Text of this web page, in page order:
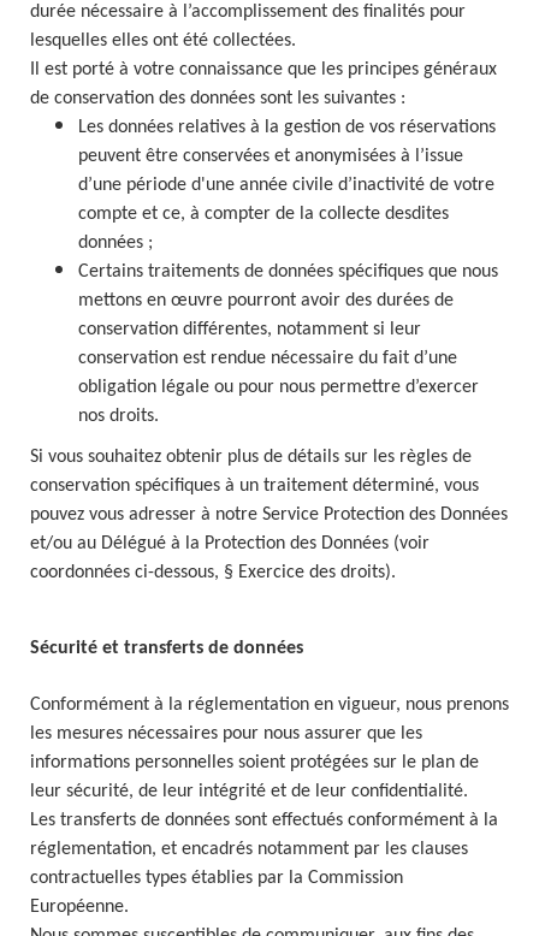
durée nécessaire à l’accomplissement des finalités pour
lesquelles elles ont été collectées.
Il est porté à votre connaissance que les principes généraux
de conservation des données sont les suivantes :
Les données relatives à la gestion de vos réservations
peuvent être conservées et anonymisées à l’issue
d’une période d'une année civile d’inactivité de votre
compte et ce, à compter de la collecte desdites
données ;
Certains traitements de données spécifiques que nous
mettons en œuvre pourront avoir des durées de
conservation différentes, notamment si leur
conservation est rendue nécessaire du fait d’une
obligation légale ou pour nous permettre d’exercer
nos droits.
Si vous souhaitez obtenir plus de détails sur les règles de
conservation spécifiques à un traitement déterminé, vous
pouvez vous adresser à notre Service Protection des Données
et/ou au Délégué à la Protection des Données (voir
coordonnées ci-dessous, § Exercice des droits).
Sécurité et transferts de données
Conformément à la réglementation en vigueur, nous prenons
les mesures nécessaires pour nous assurer que les
informations personnelles soient protégées sur le plan de
leur sécurité, de leur intégrité et de leur confidentialité.
Les transferts de données sont effectués conformément à la
réglementation, et encadrés notamment par les clauses
contractuelles types établies par la Commission
Européenne.